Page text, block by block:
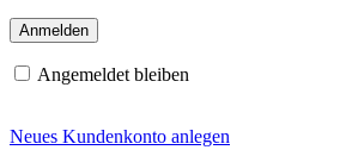
Angemeldet bleiben
Neues Kundenkonto anlegen